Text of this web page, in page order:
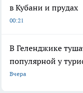
в Кубани и прудах
00:21
В Геленджике
популярной у
Вчера